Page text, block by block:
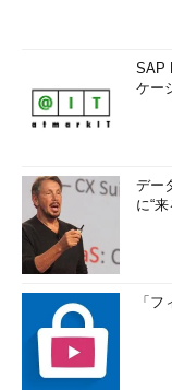
SAP
ケー
デー
に“
「